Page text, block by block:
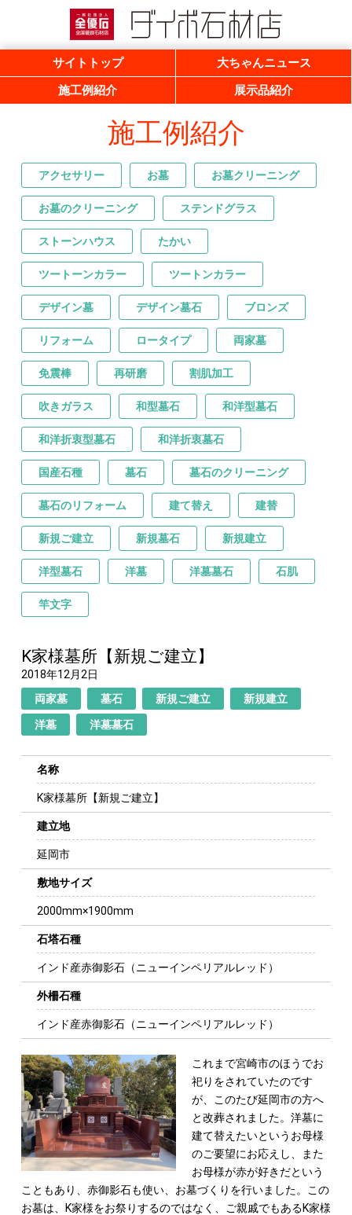
一般社団法人 全優石 全国優良石材店
サイトトップ
大ちゃんニュース
施工例紹介
展示品紹介
施工例紹介
アクセサリー お墓 お墓クリーニング
お墓のクリーニング ステンドグラス
ストーンハウス たかい
ツートーンカラー ツートンカラー
デザイン墓 デザイン墓石 ブロンズ
リフォーム ロータイプ 両家墓
免震棒 再研磨 割肌加工
吹きガラス 和型墓石 和洋型墓石
和洋折衷型墓石 和洋折衷墓石
国産石種 墓石 墓石のクリーニング
墓石のリフォーム 建て替え 建替
新規ご建立 新規墓石 新規建立
洋型墓石 洋墓 洋墓墓石 石肌
竿文字
K家様墓所【新規ご建立】
2018年12月2日
両家墓
墓石 新規ご建立 新規建立
洋墓 洋墓墓石
名称
K家様墓所【新規ご建立】
建立地
延岡市
敷地サイズ
2000mm×1900mm
石塔石種
インド産赤御影石（ニューインペリアルレッド）
外柵石種
インド産赤御影石（ニューインペリアルレッド）
これまで宮崎市のほうでお
祀りをされていたのです
が、このたび延岡市の方へ
と改葬されました。 洋墓に
建て替えたいというお母様
のご要望にお応えし、また
お母様が赤が好きだという
こともあり、赤御影石も使い、お墓づくりを行いました。
この
お墓は、K家様をお祭りするのではなく、ご親戚でもあるK家様